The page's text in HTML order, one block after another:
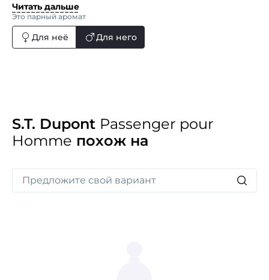
Мужской парфюм Dupont Passenger pour Homme
составлен из нот бергамота, грейпфрута, листьев
фиалки, имбиря, кардамона, розового перца, лаванды,
гаякового дерева, пачули, бензоина и аккорда кожи.
Читать дальше
Это парный аромат
Для неё Для него
S.T. Dupont Passenger pour
Homme похож на